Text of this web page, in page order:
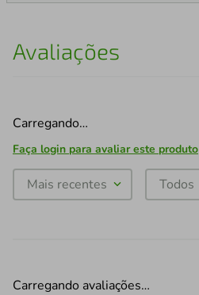
Avaliações
Carregando…
Faça login para avaliar este produto
Mais recentes Todos
Carregando avaliações…